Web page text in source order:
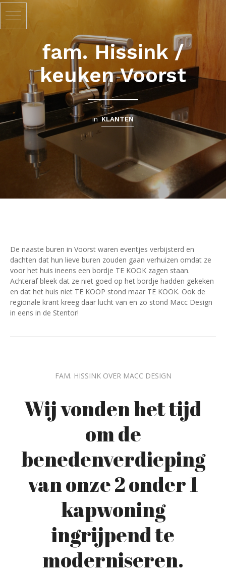
fam. Hissink /
keuken Voorst
in KLANTEN
De naaste buren in Voorst waren eventjes verbijsterd en
dachten dat hun lieve buren zouden gaan verhuizen omdat ze
voor het huis ineens een bordje TE KOOK zagen staan.
Achteraf bleek dat ze niet goed op het bordje hadden gekeken
en dat het huis niet TE KOOP stond maar TE KOOK. Ook de
regionale krant kreeg daar lucht van en zo stond Macc Design
in eens in de Stentor!
FAM. HISSINK OVER MACC DESIGN
Wij vonden het tijd
om de
benedenverdieping
van onze 2 onder 1
kapwoning
ingrijpend te
moderniseren.